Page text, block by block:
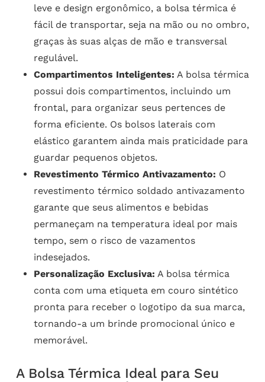
leve e design ergonômico, a bolsa térmica é
fácil de transportar, seja na mão ou no ombro,
graças às suas alças de mão e transversal
regulável.
Compartimentos Inteligentes: A bolsa térmica
possui dois compartimentos, incluindo um
frontal, para organizar seus pertences de
forma eficiente. Os bolsos laterais com
elástico garantem ainda mais praticidade para
guardar pequenos objetos.
Revestimento Térmico Antivazamento: O
revestimento térmico soldado antivazamento
garante que seus alimentos e bebidas
permaneçam na temperatura ideal por mais
tempo, sem o risco de vazamentos
indesejados.
Personalização Exclusiva: A bolsa térmica
conta com uma etiqueta em couro sintético
pronta para receber o logotipo da sua marca,
tornando-a um brinde promocional único e
memorável.
A Bolsa Térmica Ideal para Seu